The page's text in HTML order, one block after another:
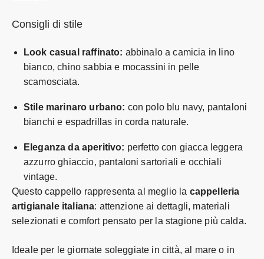
Consigli di stile
Look casual raffinato: abbinalo a camicia in lino
bianco, chino sabbia e mocassini in pelle
scamosciata.
Stile marinaro urbano: con polo blu navy, pantaloni
bianchi e espadrillas in corda naturale.
Eleganza da aperitivo: perfetto con giacca leggera
azzurro ghiaccio, pantaloni sartoriali e occhiali
vintage.
Questo cappello rappresenta al meglio la cappelleria
artigianale italiana: attenzione ai dettagli, materiali
selezionati e comfort pensato per la stagione più calda.
Ideale per le giornate soleggiate in città, al mare o in